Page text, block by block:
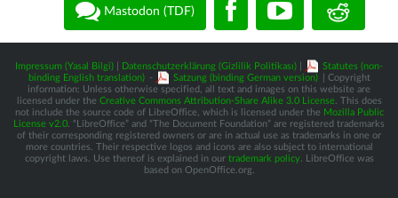
Mastodon (TDF)
Impressum (Yasal Bilgi) Datenschutzerklärung (Gizlilik Politikası)
Statutes (non-
binding English translation) - Satzung (binding German version)
| Copyright
information: Unless otherwise specified, all text and images on this website are
licensed under the Creative Commons Attribution-Share Alike 3.0 License. This does
not include the source code of LibreOffice, which is licensed under the Mozilla Public
License v2.0 . “LibreOffice” and “The Document Foundation” are registered trademarks
of their corresponding registered owners or are in actual use as trademarks in one or
more countries. Their respective logos and icons are also subject to international
copyright laws. Use thereof is explained in our trademark policy. LibreOffice was
based on OpenOffice.org.